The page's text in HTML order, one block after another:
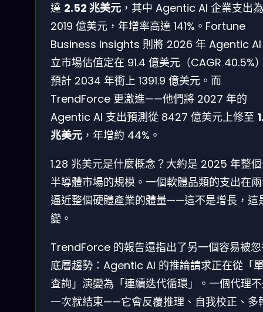
達 2.52 兆美元 ，其中 Agentic AI 企業支出為
2019 億美元，年增率高達 141%。Fortune
Business Insights 則將 2026 年 Agentic
立市場估值定在 91.4 億美元（CAGR 40.5%
預計 2034 年衝上 1391.9 億美元。而
TrendForce 更激進——他們將 2027 年的
Agentic AI 支出預測從 8427 億美元上修至
兆美元 ，年增約 44%。
1.28 兆美元是什麼概念？大約是 2025 年整
半導體市場的規模。一個軟體品類的支出在
逼近整個硬體產業的體量——這不是增長，這
變。
TrendForce 的報告還指出了另一個容易被
底層趨勢：Agentic AI 的推論請求正在從「
查詢」演變為「連續迭代循環」。一個代理
一次就結束——它會反覆推理、自我校正、多